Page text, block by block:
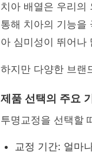
치아 배열은 우리의
통해 치아의 기능을
아 심미성이 뛰어나
하지만 다양한 브랜
제품 선택의 주요
투명교정을 선택할
교정 기간: 얼마